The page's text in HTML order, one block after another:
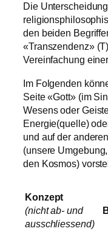
Die
den beiden
«Transzendenz»
Vereinfachung
Im Folgenden
Seite «Gott» (im
Wesens oder
Energie(quelle)
und auf der
(unsere
den Kosmos)
Konzept
(nicht ab- und
ausschliessend)